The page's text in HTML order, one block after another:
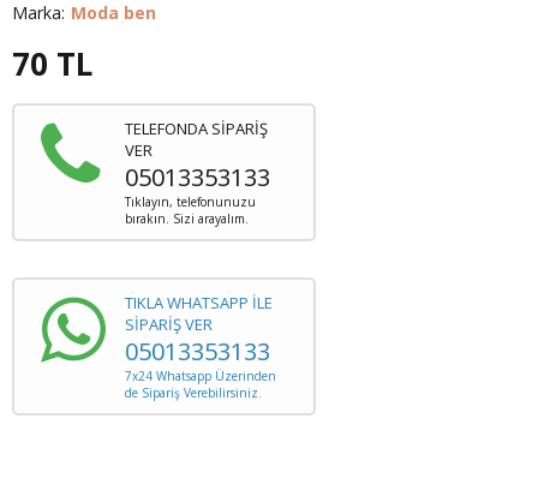
Marka: Moda ben
70 TL
TELEFONDA SİPARİŞ
VER
05013353133
Tıklayın, telefonunuzu
bırakın. Sizi arayalım.
TIKLA WHATSAPP İLE
SİPARİŞ VER
05013353133
7x24 Whatsapp Üzerinden
de Sipariş Verebilirsiniz.